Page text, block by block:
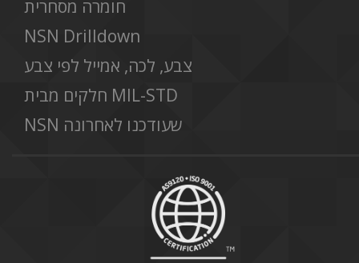
חומרה מסחרית
NSN Drilldown
צבע, לכה, אמייל לפי צבע
חלקים מבית MIL-STD
NSN שעודכנו לאחרונה